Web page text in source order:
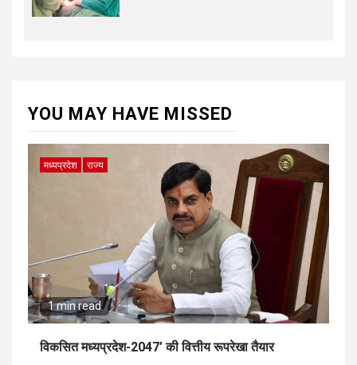
YOU MAY HAVE MISSED
मध्यप्रदेश राज्य
1 min read
विकसित मध्यप्रदेश-2047’ की वित्तीय रूपरेखा तैयार